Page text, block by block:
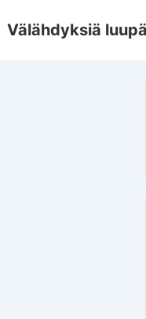
Skip
Välähdyksiä